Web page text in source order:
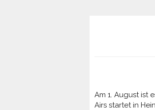
Am 1. August ist
Airs startet in